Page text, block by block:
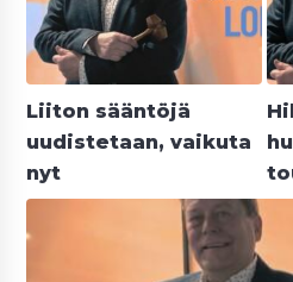
Liiton sääntöjä
uudistetaan, vaikuta
nyt